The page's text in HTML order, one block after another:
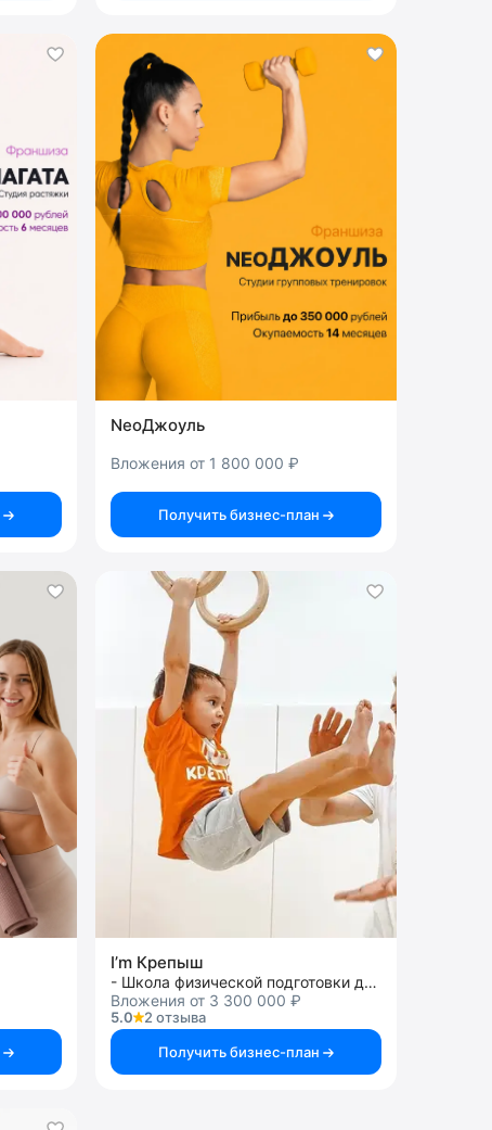
NeoДжоуль
Вложения от 1 800 000 ₽
Получить бизнес-план
I’m Крепыш
- Школа физической подготовки для детей от 1,5 до 12 лет
Вложения от 3 300 000 ₽
5.0
2 отзыва
Получить бизнес-план